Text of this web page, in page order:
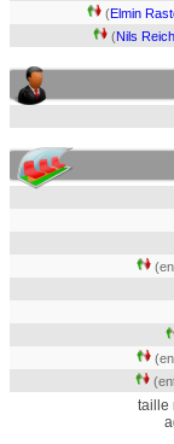
(Elmin
(Nils
taille